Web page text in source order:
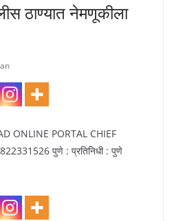
ठाण्यात नेमणूकीला
ONLINE PORTAL CHIEF
पुणे : प्रतिनिधी : पुणे